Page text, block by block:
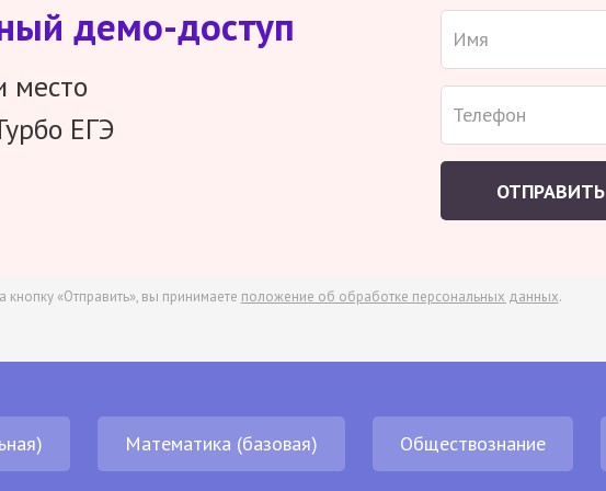
демо-доступ
место
ЕГЭ
ОТПРАВИТЬ
«Отправить», вы принимаете положение об обработке персональных данных.
Математика (базовая) Обществознание